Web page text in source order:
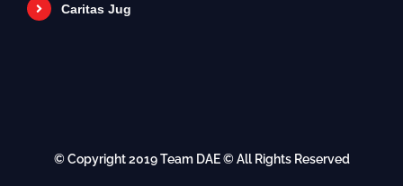
Caritas Jug
© Copyright 2019Team DAE© All Rights Reserved